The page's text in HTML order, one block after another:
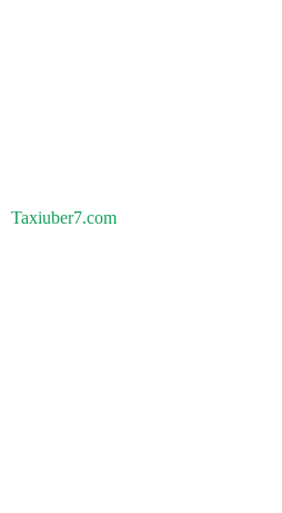
Taxiuber7.com